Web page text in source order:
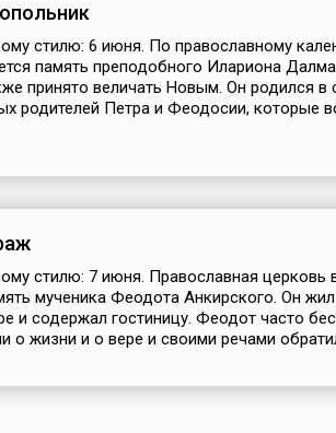
стилю: 6 июня. По православному
память преподобного Илариона
принято величать Новым. Он родился в
родителей Петра и Феодосии, которые
стилю: 7 июня. Православная церковь
мученика Феодота Анкирского. Он
и содержал гостиницу. Феодот часто
о жизни и о вере и своими речами